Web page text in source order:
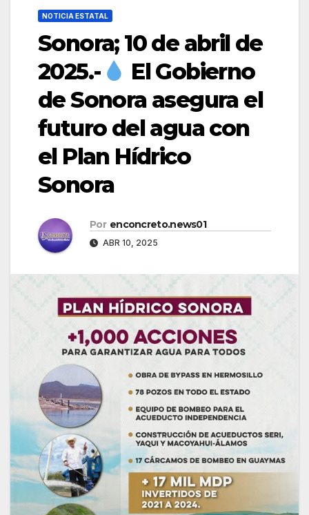
NOTICIA ESTATAL
Sonora; 10 de abril de
2025.-
El Gobierno
de Sonora asegura el
futuro del agua con
el Plan Hídrico
Sonora
Por enconcreto.news01
ABR 10, 2025